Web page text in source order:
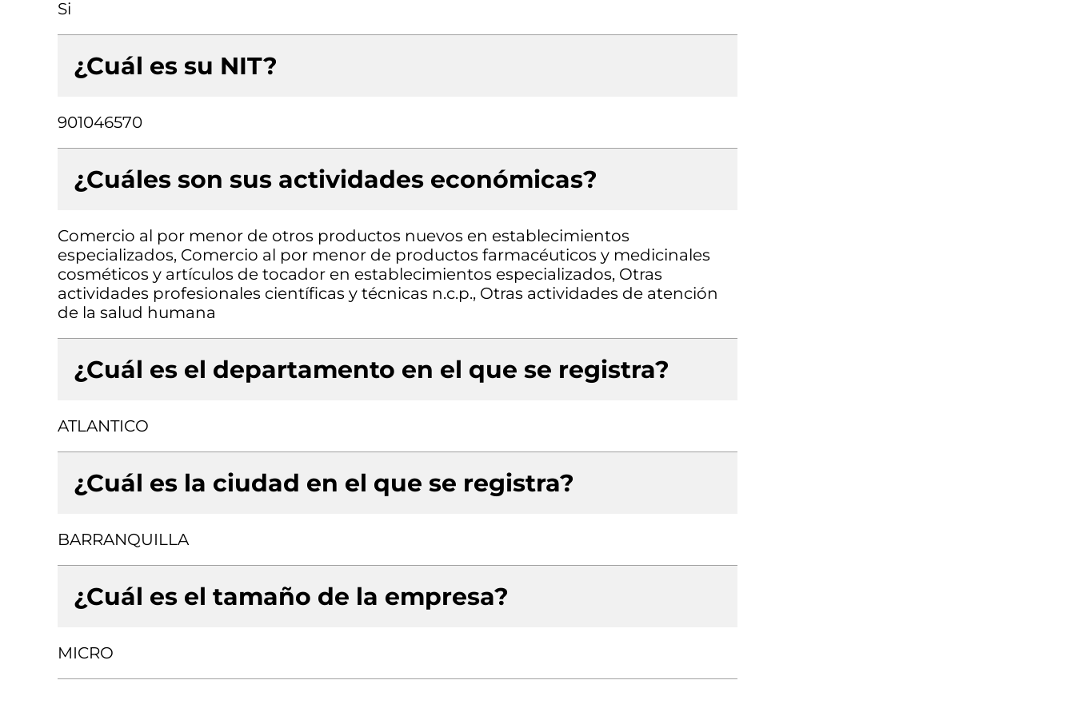
Si
¿Cuál es su NIT?
901046570
¿Cuáles son sus actividades económicas?
Comercio al por menor de otros productos nuevos en establecimientos
especializados, Comercio al por menor de productos farmacéuticos y medicinales
cosméticos y artículos de tocador en establecimientos especializados, Otras
actividades profesionales científicas y técnicas n.c.p., Otras actividades de atención
de la salud humana
¿Cuál es el departamento en el que se registra?
ATLANTICO
¿Cuál es la ciudad en el que se registra?
BARRANQUILLA
¿Cuál es el tamaño de la empresa?
MICRO